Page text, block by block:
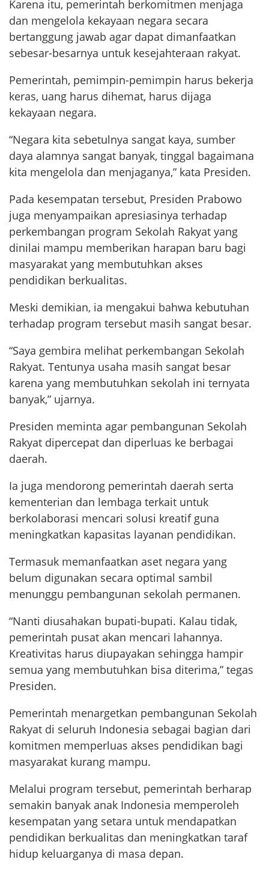
Karena itu, pemerintah berkomitmen menjaga
dan mengelola kekayaan negara secara
bertanggung jawab agar dapat dimanfaatkan
sebesar-besarnya untuk kesejahteraan rakyat.
Pemerintah, pemimpin-pemimpin harus bekerja
keras, uang harus dihemat, harus dijaga
kekayaan negara.
“Negara kita sebetulnya sangat kaya, sumber
daya alamnya sangat banyak, tinggal bagaimana
kita mengelola dan menjaganya,” kata Presiden.
Pada kesempatan tersebut, Presiden Prabowo
juga menyampaikan apresiasinya terhadap
perkembangan program Sekolah Rakyat yang
dinilai mampu memberikan harapan baru bagi
masyarakat yang membutuhkan akses
pendidikan berkualitas.
Meski demikian, ia mengakui bahwa kebutuhan
terhadap program tersebut masih sangat besar.
“Saya gembira melihat perkembangan Sekolah
Rakyat. Tentunya usaha masih sangat besar
karena yang membutuhkan sekolah ini ternyata
banyak,” ujarnya.
Presiden meminta agar pembangunan Sekolah
Rakyat dipercepat dan diperluas ke berbagai
daerah.
Ia juga mendorong pemerintah daerah serta
kementerian dan lembaga terkait untuk
berkolaborasi mencari solusi kreatif guna
meningkatkan kapasitas layanan pendidikan.
Termasuk memanfaatkan aset negara yang
belum digunakan secara optimal sambil
menunggu pembangunan sekolah permanen.
“Nanti diusahakan bupati-bupati. Kalau tidak,
pemerintah pusat akan mencari lahannya.
Kreativitas harus diupayakan sehingga hampir
semua yang membutuhkan bisa diterima,” tegas
Presiden.
Pemerintah menargetkan pembangunan Sekolah
Rakyat di seluruh Indonesia sebagai bagian dari
komitmen memperluas akses pendidikan bagi
masyarakat kurang mampu.
Melalui program tersebut, pemerintah berharap
semakin banyak anak Indonesia memperoleh
kesempatan yang setara untuk mendapatkan
pendidikan berkualitas dan meningkatkan taraf
hidup keluarganya di masa depan.